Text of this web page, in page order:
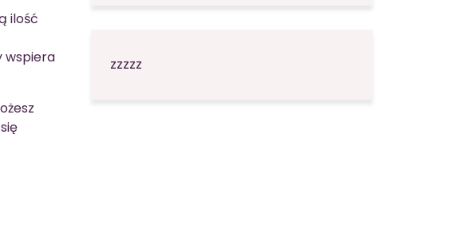
ilość
wspiera
zzzzz